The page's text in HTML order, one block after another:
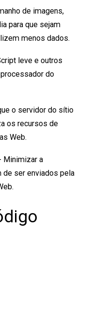
de imagens,
para que sejam
menos dados.
leve e outros
do
o servidor do sítio
os recursos de
Web.
Minimizar a
de ser enviados pela